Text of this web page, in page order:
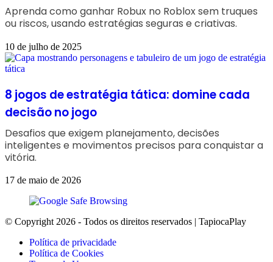
Aprenda como ganhar Robux no Roblox sem truques
ou riscos, usando estratégias seguras e criativas.
10 de julho de 2025
8 jogos de estratégia tática: domine cada
decisão no jogo
Desafios que exigem planejamento, decisões
inteligentes e movimentos precisos para conquistar a
vitória.
17 de maio de 2026
© Copyright 2026 - Todos os direitos reservados | TapiocaPlay
Política de privacidade
Política de Cookies